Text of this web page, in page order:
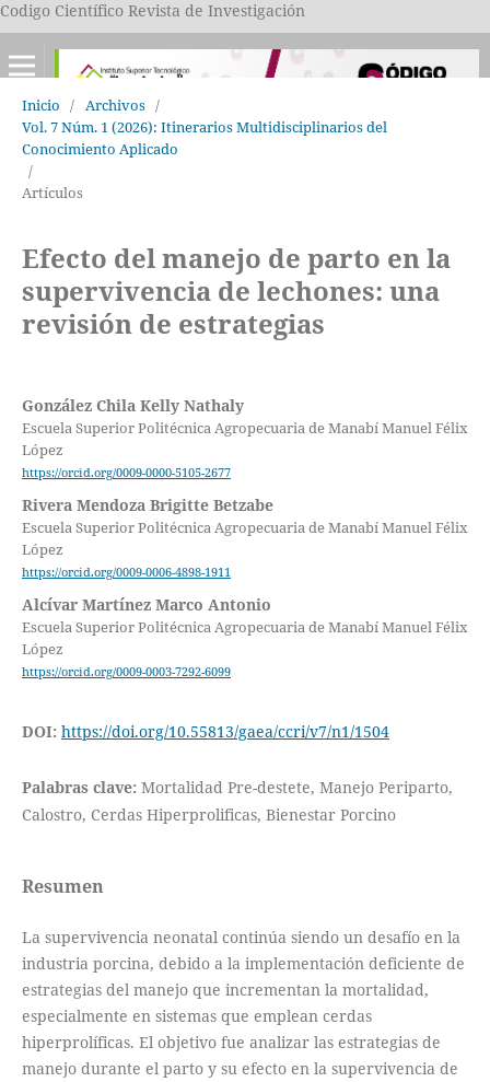
Codigo Científico Revista de Investigación
Inicio / Archivos /
Vol. 7 Núm. 1 (2026): Itinerarios Multidisciplinarios del
Conocimiento Aplicado
/
Artículos
Efecto del manejo de parto en la
supervivencia de lechones: una
revisión de estrategias
González Chila Kelly Nathaly
Escuela Superior Politécnica Agropecuaria de Manabí Manuel Félix
López
https://orcid.org/0009-0000-5105-2677
Rivera Mendoza Brigitte Betzabe
Escuela Superior Politécnica Agropecuaria de Manabí Manuel Félix
López
https://orcid.org/0009-0006-4898-1911
Alcívar Martínez Marco Antonio
Escuela Superior Politécnica Agropecuaria de Manabí Manuel Félix
López
https://orcid.org/0009-0003-7292-6099
DOI: https://doi.org/10.55813/gaea/ccri/v7/n1/1504
Palabras clave: Mortalidad Pre-destete, Manejo Periparto,
Calostro, Cerdas Hiperprolificas, Bienestar Porcino
Resumen
La supervivencia neonatal continúa siendo un desafío en la
industria porcina, debido a la implementación deficiente de
estrategias del manejo que incrementan la mortalidad,
especialmente en sistemas que emplean cerdas
hiperprolíficas. El objetivo fue analizar las estrategias de
manejo durante el parto y su efecto en la supervivencia de